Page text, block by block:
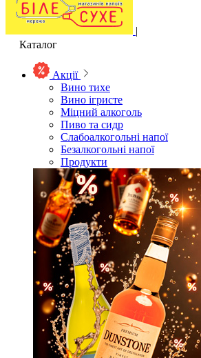
|
Каталог
Акції
Вино тихе
Вино ігристе
Міцний алкоголь
Пиво та сидр
Слабоалкогольні напої
Безалкогольні напої
Продукти